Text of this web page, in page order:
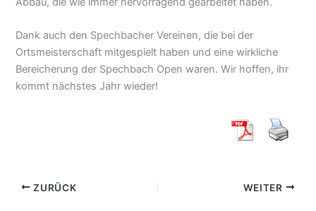
Dank auch den Spechbacher Vereinen, die bei der
Ortsmeisterschaft mitgespielt haben und eine wirkliche
Bereicherung der Spechbach Open waren. Wir hoffen, ihr
kommt nächstes Jahr wieder!
ZURÜCK WEITER